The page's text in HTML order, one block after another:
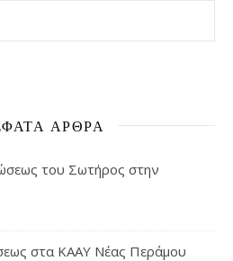
ΆΡΘΡΑ
του Σωτήρος στην
στα ΚΑΑΥ Νέας Περάμου